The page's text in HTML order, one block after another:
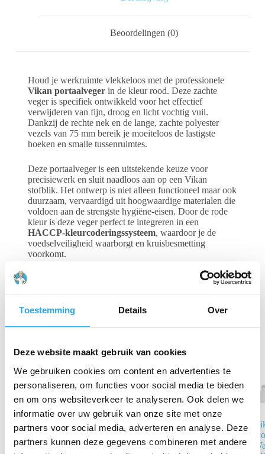
Toestemming Details Over
Deze website maakt gebruik van cookies
We gebruiken cookies om content en advertenties te
personaliseren, om functies voor social media te bieden
en om ons websiteverkeer te analyseren. Ook delen we
informatie over uw gebruik van onze site met onze
partners voor social media, adverteren en analyse. Deze
partners kunnen deze gegevens combineren met andere
Beoordelingen (0)
Houd je werkruimte vlekkeloos met de professionele
Vikan portaalvegerin de kleur rood. Deze zachte
veger is specifiek ontwikkeld voor het effectief
verwijderen van fijn, droog en licht vochtig vuil.
Dankzij de rechte nek en de lange, zachte polyester
vezels van 75 mm bereik je moeiteloos de lastigste
hoeken en smalle tussenruimtes.
Deze portaalveger is een uitstekende keuze voor
precisiewerk en sluit naadloos aan op een Vikan
stofblik. Het ontwerp is niet alleen functioneel maar ook
duurzaam, vervaardigd uit hoogwaardige materialen die
voldoen aan de strengste hygiëne-eisen. Door de rode
kleur is deze veger perfect te integreren in een
HACCP-kleurcoderingssysteem, waardoor je de
voedselveiligheid waarborgt en kruisbesmetting
voorkomt.
Vikan 2914
Hoekbezem
290mm –